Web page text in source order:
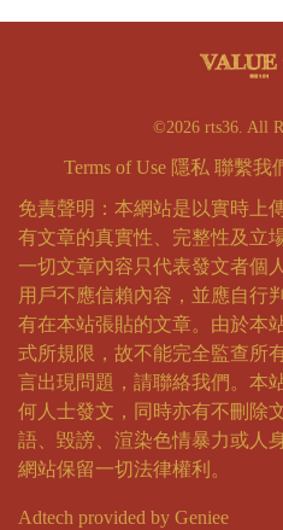
©2026 rts36. All
Terms of Use 隱私 聯繫我
免責聲明：本網站是以實時上
有文章的真實性、完整性及立
一切文章內容只代表發文者個
用戶不應信賴內容，並應自行
有在本站張貼的文章。由於本
式所規限，故不能完全監查所
言出現問題，請聯絡我們。本
何人士發文，同時亦有不刪除
語、毀謗、渲染色情暴力或人
網站保留一切法律權利。
Adtech provided by Geniee